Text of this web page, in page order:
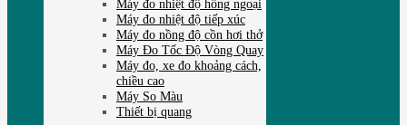
Máy đo nhiệt độ hồng ngoại
Máy đo nhiệt độ tiếp xúc
Máy đo nồng độ cồn hơi thở
Máy Đo Tốc Độ Vòng Quay
Máy đo, xe đo khoảng cách,
chiều cao
Máy So Màu
Thiết bị quang